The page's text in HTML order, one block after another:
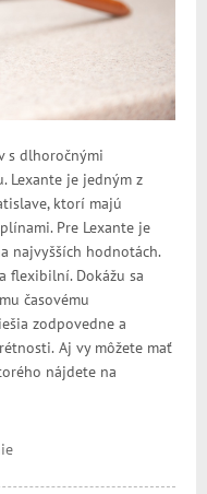
s dlhoročnými
Lexante je jedným z
ktorí majú
Pre Lexante je
najvyšších hodnotách.
flexibilní. Dokážu sa
časovému
a zodpovedne a
Aj vy môžete mať
nájdete na